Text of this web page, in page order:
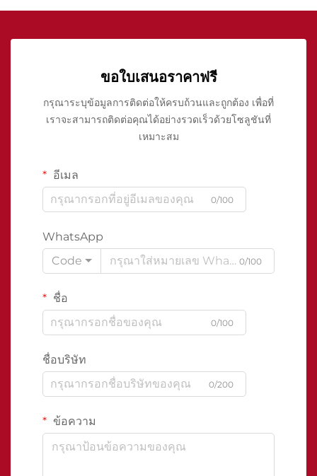
ขอใบเสนอราคาฟรี
กรุณาระบุข้อมูลการติดต่อให้ครบถ้วนและถูกต้อง เพื่อที่
เราจะสามารถติดต่อคุณได้อย่างรวดเร็วด้วยโซลูชันที่
เหมาะสม
อีเมล
0/100
WhatsApp
Code
0/100
ชื่อ
0/100
ชื่อบริษัท
0/200
ข้อความ